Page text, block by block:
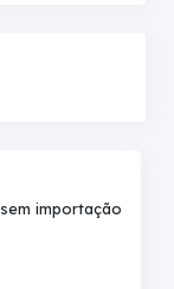
importação